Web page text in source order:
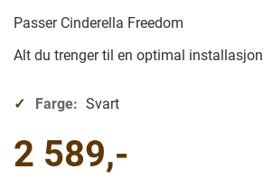
Passer Cinderella Freedom
Alt du trenger til en optimal installasjon
Farge: Svart
2 589,-